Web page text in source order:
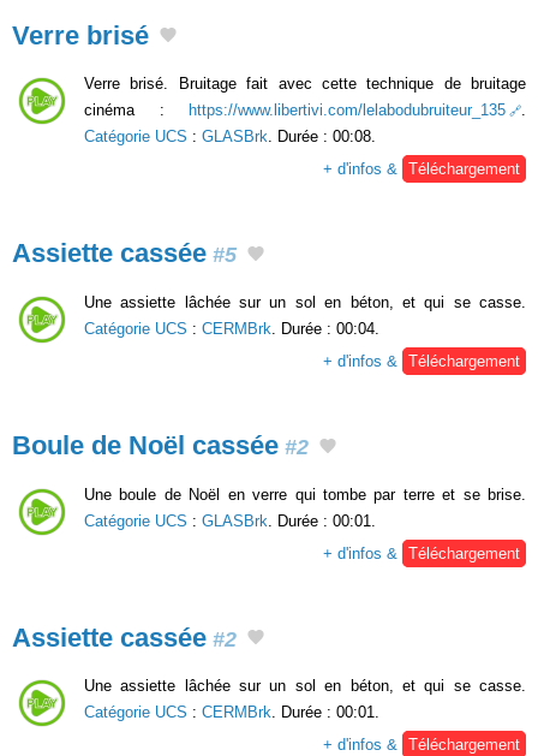
Verre brisé
Verre brisé. Bruitage fait avec cette technique de bruitage
cinéma :
https://www.libertivi.com/lelabodubruiteur_135
.
Catégorie UCS : GLASBrk. Durée : 00:08.
+ d'infos & Téléchargement
Assiette cassée #5
Une assiette lâchée sur un sol en béton, et qui se casse.
Catégorie UCS : CERMBrk . Durée : 00:04.
+ d'infos &
Téléchargement
Boule de Noël cassée #2
Une boule de Noël en verre qui tombe par terre et se brise.
Catégorie UCS : GLASBrk . Durée : 00:01.
+ d'infos &
Téléchargement
Assiette cassée #2
Une assiette lâchée sur un sol en béton, et qui se casse.
Catégorie UCS : CERMBrk. Durée : 00:01.
+ d'infos & Téléchargement